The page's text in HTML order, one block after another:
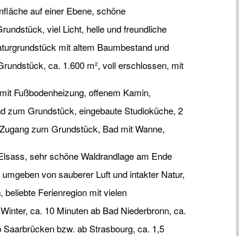
auf einer Ebene, schöne
viel Licht, helle und freundliche
mit altem Baumbestand und
ca. 1.600 m², voll erschlossen, mit
Fußbodenheizung, offenem Kamin,
zum Grundstück, eingebaute Studioküche, 2
zum Grundstück, Bad mit Wanne,
sehr schöne Waldrandlage am Ende
von sauberer Luft und intakter Natur,
beliebte Ferienregion mit vielen
ca. 10 Minuten ab Bad Niederbronn, ca.
bzw. ab Strasbourg, ca. 1,5